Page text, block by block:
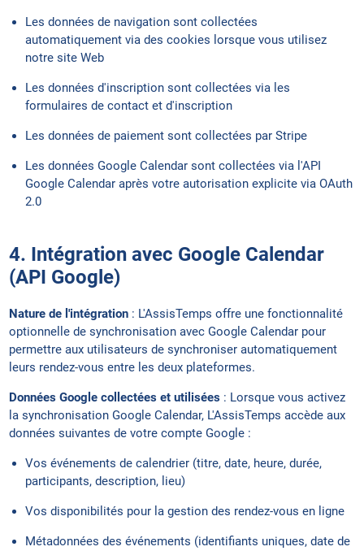
Les données de navigation sont collectées
automatiquement via des cookies lorsque vous utilisez
notre site Web
Les données d'inscription sont collectées via les
formulaires de contact et d'inscription
Les données de paiement sont collectées par Stripe
Les données Google Calendar sont collectées via l'API
Google Calendar après votre autorisation explicite via OAuth
2.0
4. Intégration avec Google Calendar
(API Google)
Nature de l'intégration : L'AssisTemps offre une fonctionnalité
optionnelle de synchronisation avec Google Calendar pour
permettre aux utilisateurs de synchroniser automatiquement
leurs rendez-vous entre les deux plateformes.
Données Google collectées et utilisées : Lorsque vous activez
la synchronisation Google Calendar, L'AssisTemps accède aux
données suivantes de votre compte Google :
Vos événements de calendrier (titre, date, heure, durée,
participants, description, lieu)
Vos disponibilités pour la gestion des rendez-vous en ligne
Métadonnées des événements (identifiants uniques, date de